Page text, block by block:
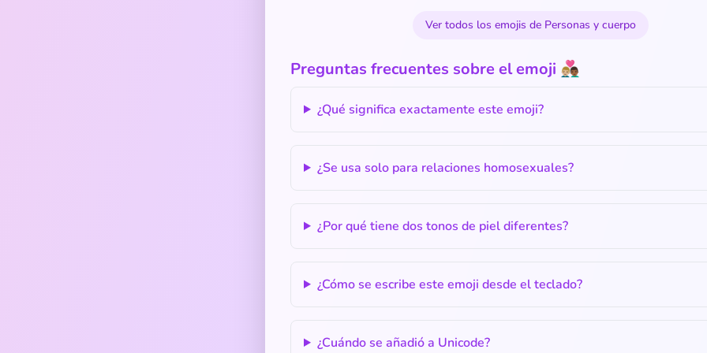
Ver todos los emojis de Personas y cuerpo
Preguntas frecuentes sobre el emoji 👨🏼‍❤️‍👨🏾
¿Qué significa exactamente este emoji?
¿Se usa solo para relaciones homosexuales?
¿Por qué tiene dos tonos de piel diferentes?
¿Cómo se escribe este emoji desde el teclado?
¿Cuándo se añadió a Unicode?